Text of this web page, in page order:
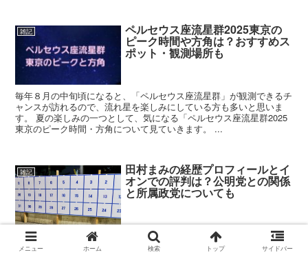
雑記 ペルセウス座流星群2025東京の
ピーク時間や方角は？おすすめス
ポット・観測場所も
毎年８月の中旬頃になると、「ペルセウス座流星群」が観測できるチ
ャンスが訪れるので、流れ星を楽しみにしている方も多いと思いま
す。 夏の楽しみの一つとして、気になる「ペルセウス座流星群2025
東京のピーク時間・方角について見ていきます。 ...
雑記 田村まみの経歴プロフィールとイ
オンでの評判は？公明党との関係
と所属政党についても
第２５回参院選挙が７月２１日に即日投開票の予定で実施されます
メニュー ホーム 検索 トップ サイドバー